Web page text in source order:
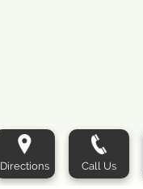
Directions Call Us